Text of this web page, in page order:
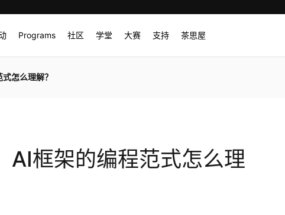
Programs 社区 学堂 大赛 支持 茶思屋
怎么理解？
AI框架的编程范式怎么理